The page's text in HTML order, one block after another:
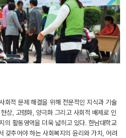
회적 문제 해결을 위해 전문적인 지식과 기술
상, 고령화, 양극화 그리고 사회적 배제로 인
의 활동영역을 더욱 넓히고 있다. 한남대학교
갖추어야 하는 사회복지의 윤리와 가치, 어려